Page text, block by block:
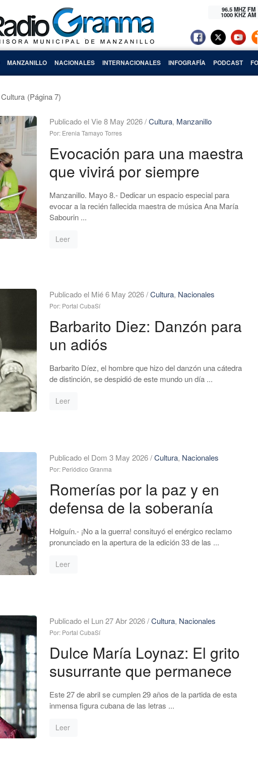
96.5 MHZ FM
1000 KHZ AM
MANZANILLO NACIONALES INTERNACIONALES INFOGRAFÍA PODCAST
Cultura (Página 7)
Publicado el Vie 8 May 2026/Cultura, Manzanillo
Por: Erenia Tamayo Torres
Evocación para una maestra
que vivirá por siempre
Manzanillo. Mayo 8.- Dedicar un espacio especial para
evocar a la recién fallecida maestra de música Ana María
Sabourin ...
Leer
Publicado el Mié 6 May 2026/Cultura, Nacionales
Por: Portal CubaSí
Barbarito Diez: Danzón para
un adiós
Barbarito Díez, el hombre que hizo del danzón una cátedra
de distinción, se despidió de este mundo un día ...
Leer
Publicado el Dom 3 May 2026/Cultura, Nacionales
Por: Periódico Granma
Romerías por la paz y en
defensa de la soberanía
Holguín.- ¡No a la guerra! consituyó el enérgico reclamo
pronunciado en la apertura de la edición 33 de las ...
Leer
Publicado el Lun 27 Abr 2026/Cultura, Nacionales
Por: Portal CubaSí
Dulce María Loynaz: El grito
susurrante que permanece
Este 27 de abril se cumplen 29 años de la partida de esta
inmensa figura cubana de las letras ...
Leer